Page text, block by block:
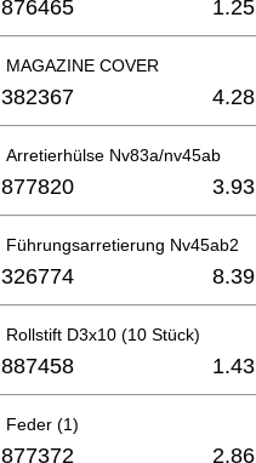
876465 1.25
MAGAZINE COVER
382367 4.28
Arretierhülse Nv83a/nv45ab
877820 3.93
Führungsarretierung Nv45ab2
326774 8.39
Rollstift D3x10 (10 Stück)
887458 1.43
Feder (1)
877372 2.86